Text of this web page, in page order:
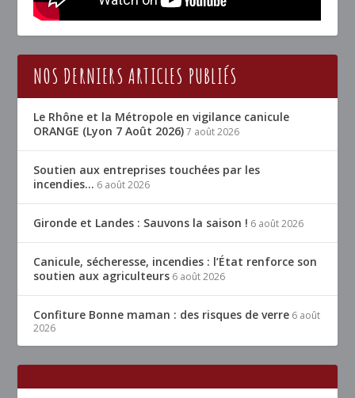
NOS DERNIERS ARTICLES PUBLIÉS
Le Rhône et la Métropole en vigilance canicule
ORANGE (Lyon 7 Août 2026) 7 août 2026
Soutien aux entreprises touchées par les
incendies… 6 août 2026
Gironde et Landes : Sauvons la saison ! 6 août 2026
Canicule, sécheresse, incendies : l’État renforce son
soutien aux agriculteurs 6 août 2026
Confiture Bonne maman : des risques de verre 6 août
2026